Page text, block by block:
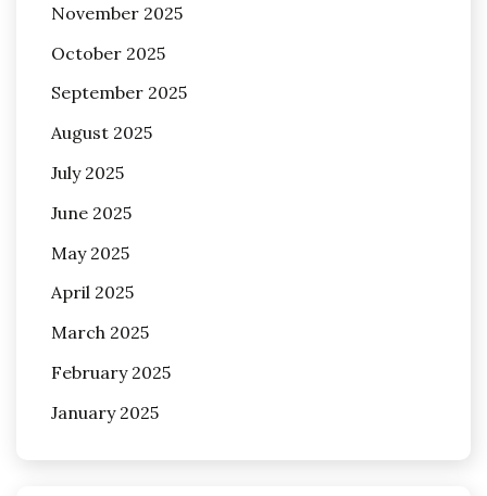
November 2025
October 2025
September 2025
August 2025
July 2025
June 2025
May 2025
April 2025
March 2025
February 2025
January 2025